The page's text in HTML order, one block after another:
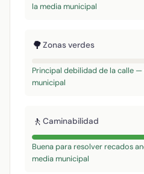
la media municipal
🌳Zonas verdes
Principal debilidad de la calle —
municipal
🚶 Caminabilidad
Buena para resolver recados
media municipal